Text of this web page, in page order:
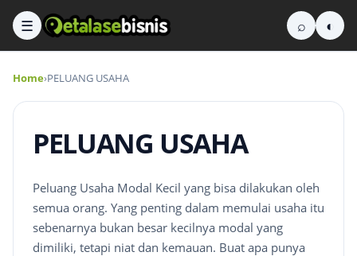
☰ ⌕ ◐
Home›PELUANG USAHA
PELUANG USAHA
Peluang Usaha Modal Kecil yang bisa dilakukan oleh
semua orang. Yang penting dalam memulai usaha itu
sebenarnya bukan besar kecilnya modal yang
dimiliki, tetapi niat dan kemauan. Buat apa punya